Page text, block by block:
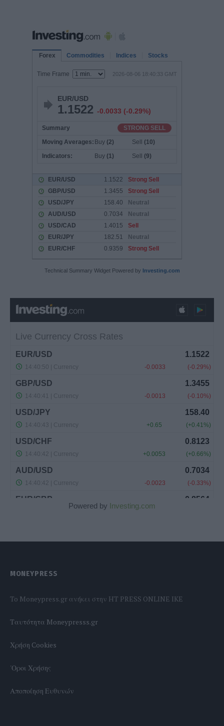
Technical Summary Widget Powered by Investing.com
Powered by Investing.com
MONEYPRESS
To Moneypress.gr ανήκει στην HT PRESS ONLINE IKE
Tαυτότητα Moneypresss.gr
Χρήση Cookies
'Οροι Χρήσης
Αποποίηση Ευθυνών